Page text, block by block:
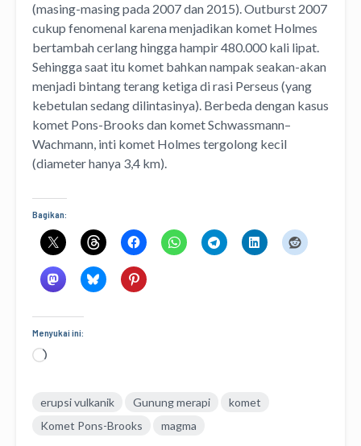
(masing-masing pada 2007 dan 2015). Outburst 2007
cukup fenomenal karena menjadikan komet Holmes
bertambah cerlang hingga hampir 480.000 kali lipat.
Sehingga saat itu komet bahkan nampak seakan-akan
menjadi bintang terang ketiga di rasi Perseus (yang
kebetulan sedang dilintasinya). Berbeda dengan kasus
komet Pons-Brooks dan komet Schwassmann–
Wachmann, inti komet Holmes tergolong kecil
(diameter hanya 3,4 km).
Bagikan:
Menyukai ini:
Memuat...
erupsi vulkanik Gunung merapi
komet
Komet Pons-Brooks
magma